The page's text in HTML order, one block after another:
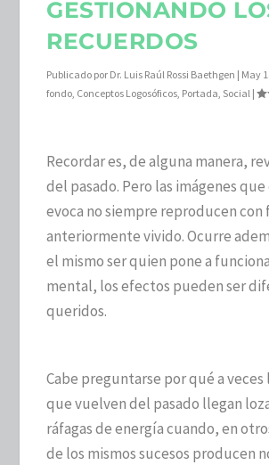
GESTIONANDO
RECUERDOS
Publicado por Dr. Luis Raúl Rossi Baethgen | May
fondo, Conceptos Logosóficos, Portada, Social |
Recordar es, de alguna manera,
del pasado. Pero las imágenes
evoca no siempre reproducen
anteriormente vivido. Ocurre
el mismo ser quien pone a
mental, los efectos pueden ser
queridos.
Cabe preguntarse por qué a
que vuelven del pasado llegan
ráfagas de energía cuando, en
de los mismos sucesos producen